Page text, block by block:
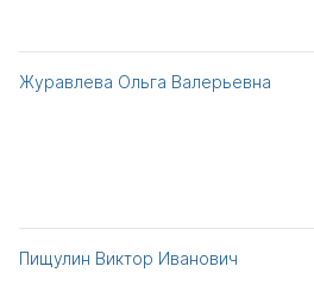
Журавлева Ольга Валерьевна
Пищулин Виктор Иванович